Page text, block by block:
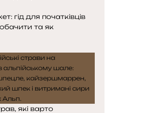
гід для початківців
та як
які варто